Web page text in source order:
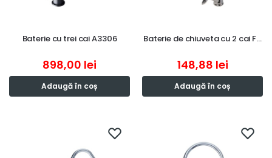
Baterie cu trei cai A3306
898,00 lei
Adaugă în coș
Baterie de chiuveta cu 2 cai F…
148,88 lei
Adaugă în coș